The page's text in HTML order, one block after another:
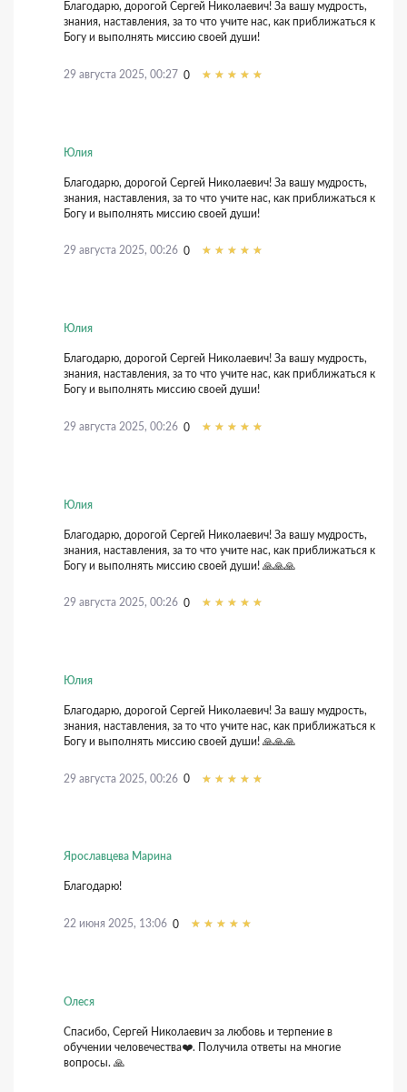
Благодарю, дорогой Сергей Николаевич! За вашу мудрость,
знания, наставления, за то что учите нас, как приближаться к
Богу и выполнять миссию своей души!
29 августа 2025, 00:27 0
Юлия
Благодарю, дорогой Сергей Николаевич! За вашу мудрость,
знания, наставления, за то что учите нас, как приближаться к
Богу и выполнять миссию своей души!
29 августа 2025, 00:26 0
Юлия
Благодарю, дорогой Сергей Николаевич! За вашу мудрость,
знания, наставления, за то что учите нас, как приближаться к
Богу и выполнять миссию своей души!
29 августа 2025, 00:26 0
Юлия
Благодарю, дорогой Сергей Николаевич! За вашу мудрость,
знания, наставления, за то что учите нас, как приближаться к
Богу и выполнять миссию своей души! 🙏🙏🙏
29 августа 2025, 00:26 0
Юлия
Благодарю, дорогой Сергей Николаевич! За вашу мудрость,
знания, наставления, за то что учите нас, как приближаться к
Богу и выполнять миссию своей души! 🙏🙏🙏
29 августа 2025, 00:26 0
Ярославцева Марина
Благодарю!
22 июня 2025, 13:06 0
Олеся
Спасибо, Сергей Николаевич за любовь и терпение в
обучении человечества❤️. Получила ответы на многие
вопросы. 🙏